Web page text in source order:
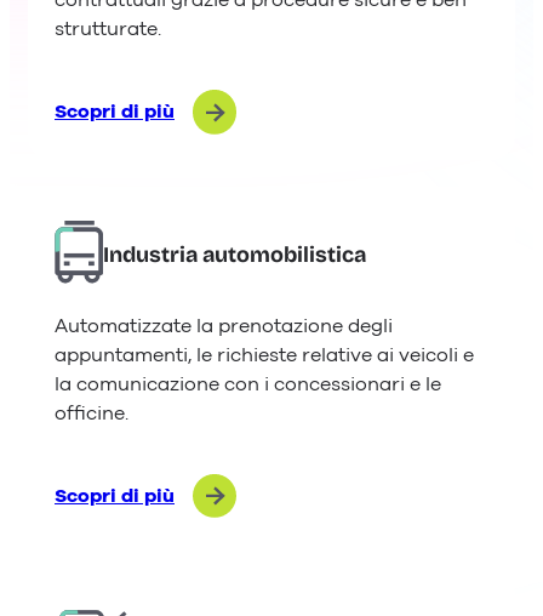
strutturate.
Scopri di più
Industria automobilistica
Automatizzate la prenotazione degli
appuntamenti, le richieste relative ai veicoli e
la comunicazione con i concessionari e le
officine.
Scopri di più